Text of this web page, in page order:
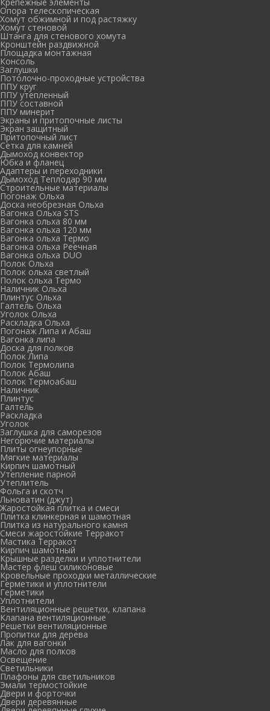
Опора телескопическая
Хомут обжимной и под растяжку
Хомут стеновой
Штанга для стенового хомута
Кронштейн раздвижной
Площадка монтажная
Консоль
Заглушки
Потолочно-проходные устройства
ППУ круг
ППУ утепленный
ППУ составной
ППУ минерит
Экраны и притопочные листы
Экран защитный
Притопочный лист
Сетка для камней
Дымоход конвектор
Юбка и фланец
Адаптеры и переходники
Дымоход Теплодар 90 мм
Cтроительные материалы
Погонаж Ольха
Доска необрезная Ольха
Вагонка Ольха STS
Вагонка ольха 80 мм
Вагонка ольха 120 мм
Вагонка ольха Термо
Вагонка ольха Реечная
Вагонка ольха DUO
Полок Ольха
Полок ольха светлый
Полок ольха Термо
Наличник Ольха
Плинтус Ольха
Галтель Ольха
Уголок Ольха
Раскладка Ольха
Погонаж Липа и Абаш
Вагонка липа
Доска для полков
Полок Липа
Полок Термолипа
Полок Абаш
Полок Термоабаш
Наличник
Плинтус
Галтель
Раскладка
Уголок
Заглушка для саморезов
Негорючие материалы
Плиты огнеупорные
Мягкие материалы
Кирпич шамотный
Утепление парной
Утеплитель
Фольга и скотч
Льноватин (джут)
Жаростойкая плитка и смеси
Плитка клинкерная и шамотная
Плитка из натурального камня
Смеси жаростойкие Терракот
Мастика Терракот
Кирпич шамотный
Крышные разделки и уплотнители
Мастер флеш силиконовые
Кровельные проходки металлические
Герметики и уплотнители
Герметики
Уплотнители
Вентиляционные решетки, клапана
Клапана вентиляционные
Решетки вентиляционные
Пропитки для дерева
Лак для вагонки
Масло для полков
Освещение
Светильники
Плафоны для светильников
Эмали термостойкие
Двери и форточки
Двери деревянные